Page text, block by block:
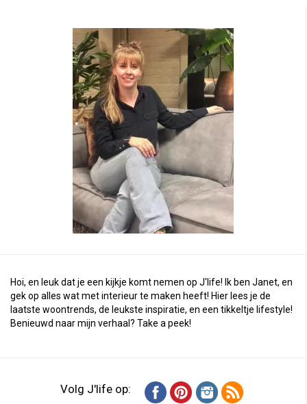
Hoi, en leuk dat je een kijkje komt nemen op J'life! Ik ben Janet, en
gek op alles wat met interieur te maken heeft! Hier lees je de
laatste woontrends, de leukste inspiratie, en een tikkeltje lifestyle!
Benieuwd naar mijn verhaal? Take a peek!
Volg J'life op: